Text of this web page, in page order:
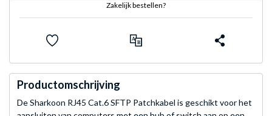
Zakelijk bestellen?
Productomschrijving
De Sharkoon RJ45 Cat.6 SFTP Patchkabel is geschikt voor het